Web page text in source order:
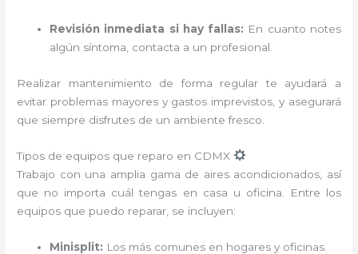
Revisión inmediata si hay fallas: En cuanto notes
algún síntoma, contacta a un profesional.
Realizar mantenimiento de forma regular te ayudará a
evitar problemas mayores y gastos imprevistos, y asegurará
que siempre disfrutes de un ambiente fresco.
Tipos de equipos que reparo en CDMX
Trabajo con una amplia gama de aires acondicionados, así
que no importa cuál tengas en casa u oficina. Entre los
equipos que puedo reparar, se incluyen:
Minisplit: Los más comunes en hogares y oficinas.